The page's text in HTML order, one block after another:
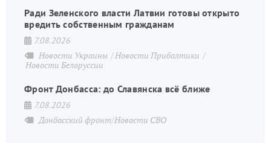
Ради Зеленского власти Латвии готовы открыто
вредить собственным гражданам
7.08.2026
Новости Украины
Новости Прибалтики
Новости Белоруссии
Фронт Донбасса: до Славянска всё ближе
7.08.2026
Донбасский фронт/Новости СВО